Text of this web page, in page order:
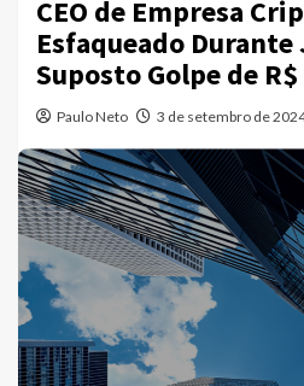
CEO de Empresa
Esfaqueado
Suposto Golpe de
Paulo Neto 3 de setembro de